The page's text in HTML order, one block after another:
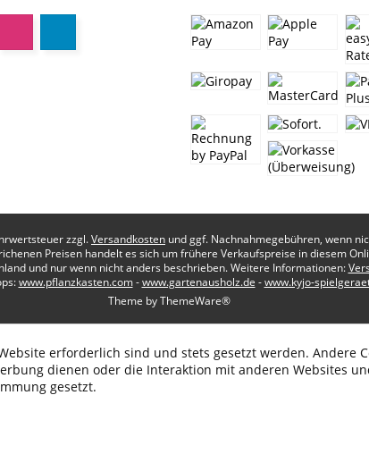
zzgl.Versandkosten und ggf. Nachnahmegebühren, wenn
Preisen handelt es sich um frühere Verkaufspreise in diesem
und nur wenn nicht anders beschrieben. Weitere Informationen:
www.pflanzkasten.com-www.gartenausholz.de -www.kyjo-
Theme byThemeWare®
erforderlich sind und stets gesetzt werden. Andere
dienen oder die Interaktion mit anderen Websites
gesetzt.